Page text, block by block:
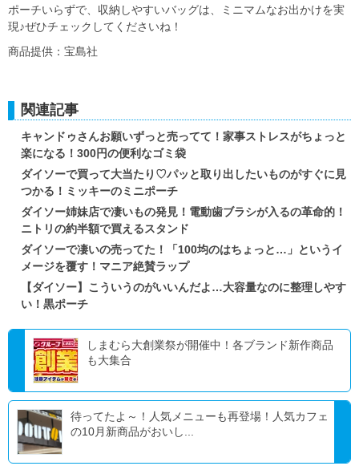
ポーチいらずで、収納しやすいバッグは、ミニマムなお出かけを実
現♪ぜひチェックしてくださいね！
商品提供：宝島社
関連記事
キャンドゥさんお願いずっと売ってて！家事ストレスがちょっと
楽になる！300円の便利なゴミ袋
ダイソーで買って大当たり♡パッと取り出したいものがすぐに見
つかる！ミッキーのミニポーチ
ダイソー姉妹店で凄いもの発見！電動歯ブラシが入るの革命的！
ニトリの約半額で買えるスタンド
ダイソーで凄いの売ってた！「100均のはちょっと…」というイ
メージを覆す！マニア絶賛ラップ
【ダイソー】こういうのがいいんだよ…大容量なのに整理しやす
い！黒ポーチ
しまむら大創業祭が開催中！各ブランド新作商品
も大集合
待ってたよ～！人気メニューも再登場！人気カフェ
の10月新商品がおいし...